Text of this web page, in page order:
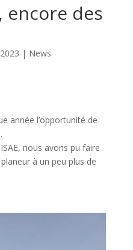
encore des
| News
année l’opportunité de
ISAE, nous avons pu faire
à un peu plus de